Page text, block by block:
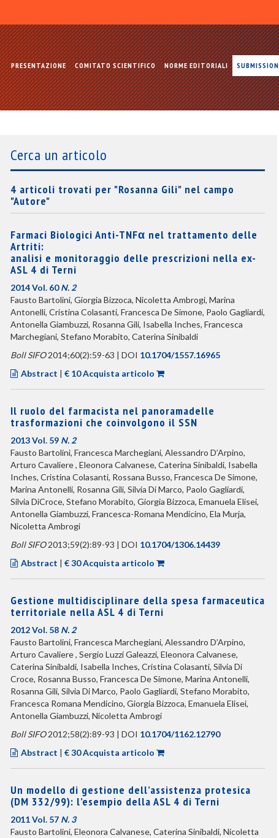
PRESENTAZIONE COMITATO SCIENTIFICO NORME EDITORIALI SUBMISSION
Cerca un articolo
4 articoli trovati per "Rosanna Gili" nel campo
"Autore"
Farmaci Biologici Anti-TNFα nel trattamento delle
Artriti:
analisi e monitoraggio delle prescrizioni nella ex-
ASL 4 di Terni
2014 Vol. 60N. 2
Fausto Bartolini, Giorgia Bizzoca, Nicoletta Ambrogi, Marina
Antonelli, Cristina Colasanti, Francesca De Simone, Paolo Gagliardi,
Antonella Giambuzzi, Rosanna Gili, Isabella Inches, Francesca
Marchegiani, Stefano Morabito, Caterina Sinibaldi
Boll SIFO2014;60(2):59-63 | DOI 10.1704/1557.16965
Abstract | € 10 Acquista articolo
Il ruolo del farmacista nel panoramadelle
trasformazioni che coinvolgono il SSN
2013 Vol. 59 N. 2
Fausto Bartolini, Francesca Marchegiani, Alessandro D’Arpino,
Arturo Cavaliere , Eleonora Calvanese, Caterina Sinibaldi, Isabella
Inches, Cristina Colasanti, Rossana Busso, Francesca De Simone,
Marina Antonelli, Rosanna Gili, Silvia Di Marco, Paolo Gagliardi,
Silvia DiCroce, Stefano Morabito, Giorgia Bizzoca, Emanuela Elisei,
Antonella Giambuzzi, Francesca-Romana Mendicino, Ela Murja,
Nicoletta Ambrogi
Boll SIFO2013;59(2):89-93 | DOI 10.1704/1306.14439
Abstract | € 30 Acquista articolo
Gestione multidisciplinare della spesa farmaceutica
territoriale nella ASL 4 di Terni
2012 Vol. 58 N. 2
Fausto Bartolini, Francesca Marchegiani, Alessandro D’Arpino,
Arturo Cavaliere , Sergio Luzzi Galeazzi, Eleonora Calvanese,
Caterina Sinibaldi, Isabella Inches, Cristina Colasanti, Silvia Di
Croce, Rosanna Busso, Francesca De Simone, Marina Antonelli,
Rosanna Gili, Silvia Di Marco, Paolo Gagliardi, Stefano Morabito,
Francesca Romana Mendicino, Giorgia Bizzoca, Emanuela Elisei,
Antonella Giambuzzi, Nicoletta Ambrogi
Boll SIFO2012;58(2):89-93 | DOI 10.1704/1162.12790
Abstract | € 30 Acquista articolo
Un modello di gestione dell’assistenza protesica
(DM 332/99): l’esempio della ASL 4 di Terni
2011 Vol. 57 N. 3
Fausto Bartolini, Eleonora Calvanese, Caterina Sinibaldi, Nicoletta